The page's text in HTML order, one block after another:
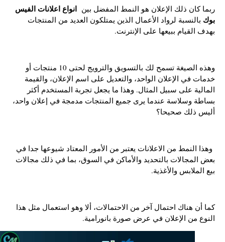
ربما كان ذلك الإعلان هو النمط المفضل بينانواع اعلانات الفيس
بوكبالنسبة لرواد الأعمال الذين يمتلكون العديد من المنتجات
بهدف القيام ببيعها على الإنترنت.
وهذه الصيغة تسمح لك بالتسويق والترويج لحتى 10 منتجات أو
خدمات في الإعلان الواحد، والتعديل على اسم الإعلان، والقيمة
المالية على سبيل المثال. وهذا ما يجعل تجربة المستخدم أكثر
بساطة وسلاسة عندما يرى جميع المنتجات مدمجة في إعلان واحد،
أليس ذلك صحيحا؟
وهذا النمط من الاعلانات يعتبر من الأمور المعتاد شيوعها جدا في
بعض المجالات بالتحديد والأماكن في السوق، بما في ذلك مجالات
بيع الملابس والأغذية.
كما أن هناك احتمال آخر من الاحتمالات، ألا وهو استعمال مثل هذا
النوع من الإعلان في عرض صورة بانورامية.